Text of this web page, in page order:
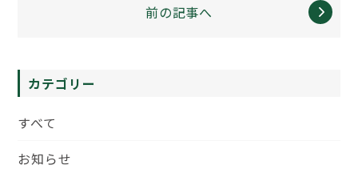
前の記事へ
カテゴリー
すべて
お知らせ